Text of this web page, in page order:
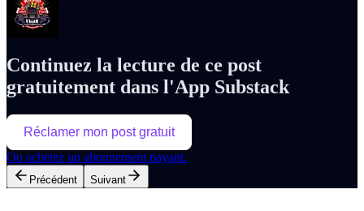
Continuez la lecture de ce post
gratuitement dans l'App Substack
Réclamer mon post gratuit
Ou achetez un abonnement payant.
Précédent Suivant